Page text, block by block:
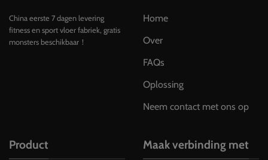
China eerste 7 dagen levering
fitness en sport vloer fabriek, gratis
monsters beschikbaar！
Home
Over
FAQs
Oplossing
Neem contact met ons op
Product Maak verbinding met